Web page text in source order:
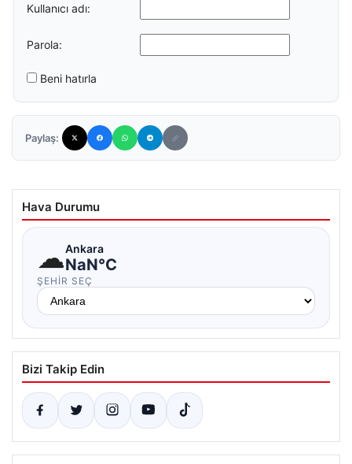
Kullanıcı adı:
Parola:
Beni hatırla
Paylaş:
Hava Durumu
☁Ankara
NaN°C
ŞEHIR SEÇ
Bizi Takip Edin